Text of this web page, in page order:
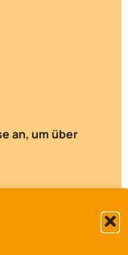
an, um über